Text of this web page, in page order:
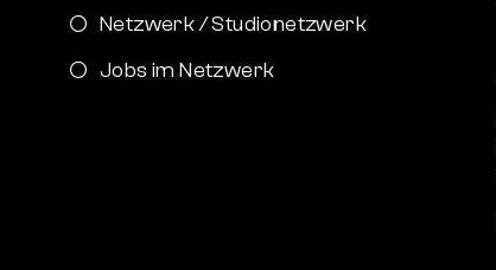
Netzwerk / Studionetzwerk
Jobs im Netzwerk